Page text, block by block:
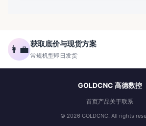
👩‍💼 获取底价与现货方案
常规机型即日发货
GOLDCNC 高德数控
首页产品关于联系
© 2026 GOLDCNC. All rights